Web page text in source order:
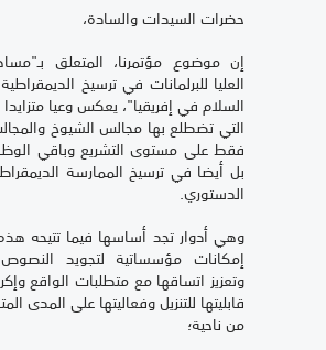
حضرات السيدات والسادة،
إن موضوع مؤتمرنا، المتعلق
العليا للبرلمانات في ترسيخ
السلام في إفريقيا"، يعكس وعيا متزايدا
التي تضطلع بها مجالس الشيوخ
فقط على مستوى التشريع وباقي
بل أيضا في ترسيخ الممارسة
الدستوري.
وهي أدوار تجد أساسها فيما تتيحه
إمكانات مؤسساتية لتجويد
وتعزيز اتساقها مع متطلبات الواقع
قابليتها للتنزيل وفعاليتها على المدى
من ناحية؛